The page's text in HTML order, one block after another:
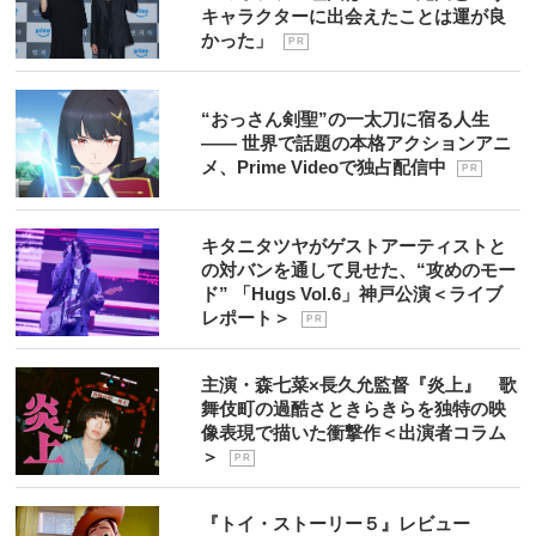
キャラクターに出会えたことは運が良
かった」
P R
“おっさん剣聖”の一太刀に宿る人生
―― 世界で話題の本格アクションアニ
メ、Prime Videoで独占配信中
P R
キタニタツヤがゲストアーティストと
の対バンを通して見せた、“攻めのモー
ド” 「Hugs Vol.6」神戸公演＜ライブ
レポート＞
P R
主演・森七菜×長久允監督『炎上』 歌
舞伎町の過酷さときらきらを独特の映
像表現で描いた衝撃作＜出演者コラム
＞
P R
『トイ・ストーリー５』レビュー